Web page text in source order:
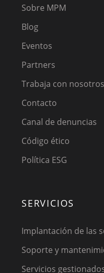
Sobre MPM
Blog
Eventos
Partners
Trabaja con nosotros
Contacto
Canal de denuncias
Código ético
Política ESG
SERVICIOS
Implantación de las
Soporte y
Servicios